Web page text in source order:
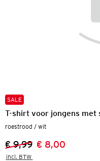
SALE
T-shirt voor jongens met
roestrood / wit
Vorige prijs:
€ 9,99
Nieuwe prijs:
€ 8,00
incl. BTW